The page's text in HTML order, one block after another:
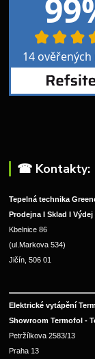
☎︎ Kontakty:
Tepelná technika
Prodejna I Sklad I
Kbelnice 86
(ul.Markova 534)
Jičín, 506 01
Elektrické vytápění
Showroom Termofol -
Petržílkova 2583/13
Praha 13